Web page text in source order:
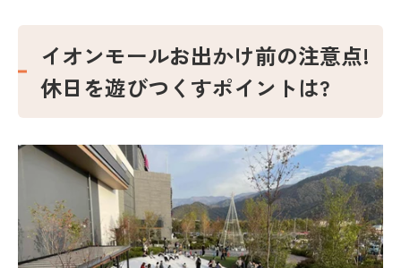
イオンモールお出かけ前の注意点!
休日を遊びつくすポイントは?